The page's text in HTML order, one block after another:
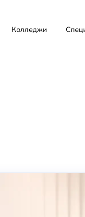
Колледжи